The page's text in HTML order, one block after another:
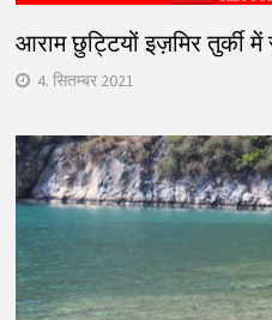
आराम छुट्टियों इज़मिर तुर्की
4. सितम्बर 2021